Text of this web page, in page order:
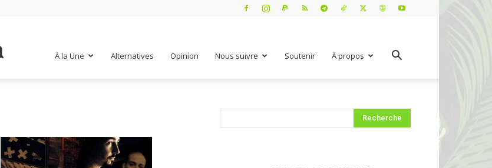
À la Une Alternatives Opinion Nous suivre Soutenir À propos